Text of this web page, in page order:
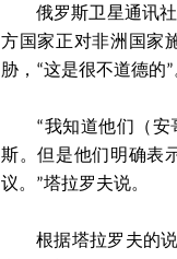
俄罗斯卫星通讯
方国家正对非洲国家
胁，“这是很不道德的”
“我知道他们（
斯。但是他们明确表
议。”塔拉罗夫说。
根据塔拉罗夫的